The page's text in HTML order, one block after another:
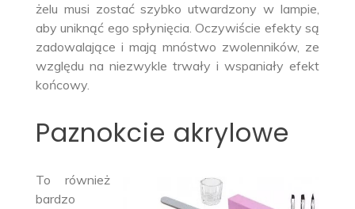
żelu musi zostać szybko utwardzony w lampie,
aby uniknąć ego spłynięcia. Oczywiście efekty są
zadowalające i mają mnóstwo zwolenników, ze
względu na niezwykle trwały i wspaniały efekt
końcowy.
Paznokcie akrylowe
To również
bardzo